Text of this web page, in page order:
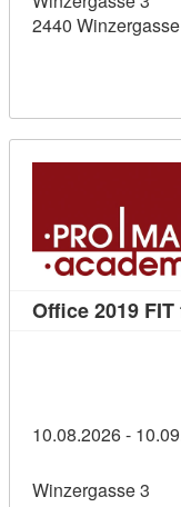
2440
Office 2019
10.08.2026 -
Winzergasse 3